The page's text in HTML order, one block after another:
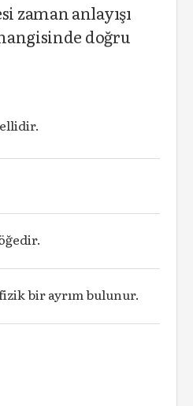
zaman anlayışı
doğru
bir ayrım bulunur.